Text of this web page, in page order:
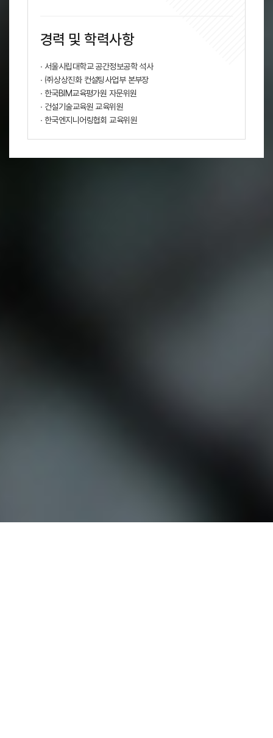
경력 및 학력사항
∙ 서울시립대학교 공간정보공학 석사
∙ ㈜상상진화 컨설팅사업부 본부장
∙ 한국BIM교육평가원 자문위원
∙ 건설기술교육원 교육위원
∙ 한국엔지니어링협회 교육위원